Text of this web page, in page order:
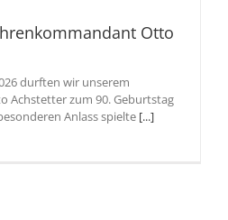
Otto
durften wir unserem
Achstetter zum 90. Geburtstag
Anlass spielte[...]